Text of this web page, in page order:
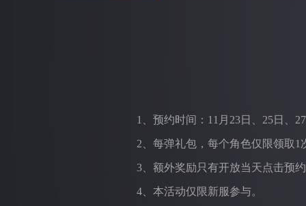
1、预约时间：11月23日、25日、
2、每弹礼包，每个角色仅限领取1
3、额外奖励只有开放当天点击预
4、本活动仅限新服参与。